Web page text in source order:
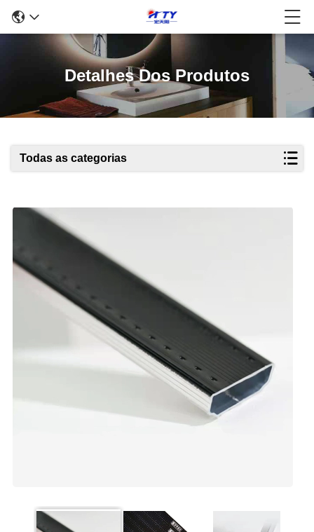
Detalhes Dos Produtos
Todas as categorias